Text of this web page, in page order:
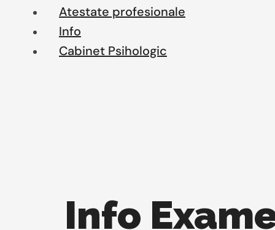
Atestate profesionale
Info
Cabinet Psihologic
Info